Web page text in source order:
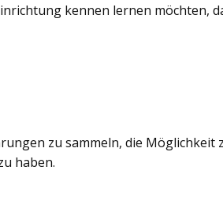
kennen lernen möchten,
zu sammeln, die
haben.